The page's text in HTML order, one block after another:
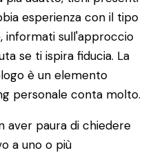
esperienza con il tipo
informati sull'approccio
se ti ispira fiducia. La
è un elemento
personale conta molto.
aver paura di chiedere
a uno o più